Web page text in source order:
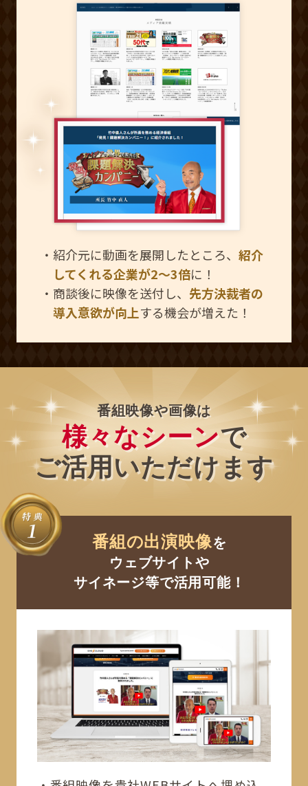
・紹介元に動画を展開したところ、 紹介
してくれる企業が2〜3倍に！
・商談後に映像を送付し、 先方決裁者の
導入意欲が向上する機会が増えた！
番組映像や画像は
様々なシーンで
ご活用いただけます
番組の出演映像を
ウェブサイトや
サイネージ等で活用可能！